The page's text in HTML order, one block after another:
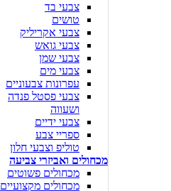
צבעי בד
טושים
צבעי אקריליק
צבעי גואש
צבעי שמן
צבעי מים
עפרונות צבעוניים
צבעי פסטל פנדה
ושעווה
צבעי ידיים
ספריי צבע
טוליפ וצבעי חלון
מכחולים ואביזרי צביעה
מכחולים פשוטים
מכחולים מקצועיים